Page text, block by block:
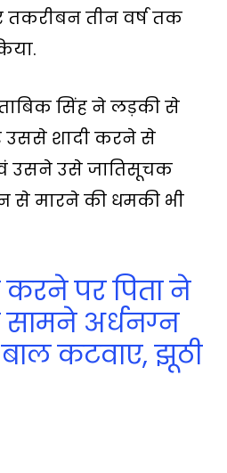
तकरीबन तीन वर्ष तक
सिंह ने लड़की से
उससे शादी करने से
उसने उसे जातिसूचक
से मारने की धमकी भी
पर पिता ने
अर्धनग्‍न
कटवाए, झूठी